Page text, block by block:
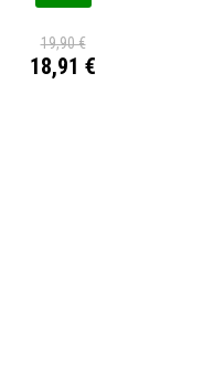
19,90 €
18,91 €